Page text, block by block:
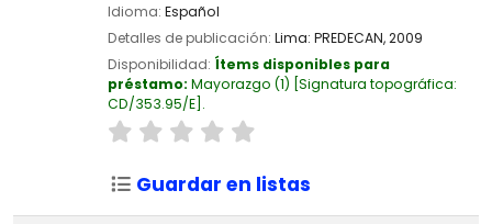
Idioma: Español
Detalles de publicación: Lima: PREDECAN,2009
Disponibilidad: Ítems disponibles para
préstamo: Mayorazgo (1) Signatura topográfica:
CD/353.95/E .
Guardar en listas